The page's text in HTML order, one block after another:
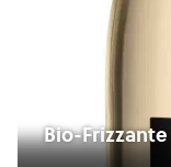
Bio-